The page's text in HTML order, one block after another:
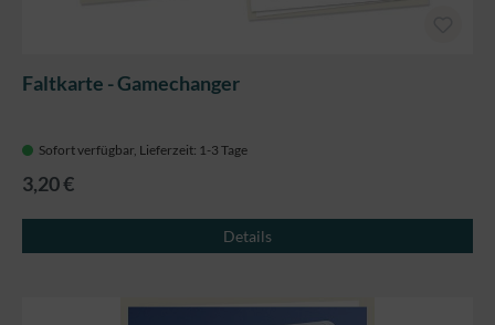
Faltkarte - Gamechanger
Sofort verfügbar, Lieferzeit: 1-3 Tage
3,20 €
Details